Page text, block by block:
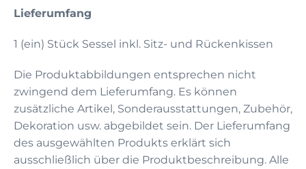
Lieferumfang
1 (ein) Stück Sessel inkl. Sitz- und Rückenkissen
Die Produktabbildungen entsprechen nicht
zwingend dem Lieferumfang. Es können
zusätzliche Artikel, Sonderausstattungen, Zubehör,
Dekoration usw. abgebildet sein. Der Lieferumfang
des ausgewählten Produkts erklärt sich
ausschließlich über die Produktbeschreibung. Alle